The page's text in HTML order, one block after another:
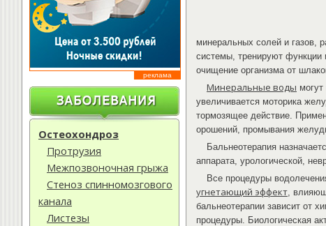
реклама
Остеохондроз
Протрузия
Межпозвоночная грыжа
Стеноз спинномозгового
канала
Листезы
минеральных солей и газов,
системы, тренируют функции
очищение организма от
Минеральные воды
увеличивается моторика
тормозящее действие.
орошений, промывания
Бальнеотерапия
аппарата, урологической,
Все процедуры
угнетающий эффект,
бальнеотерапии зависит от
процедуры. Биологическая